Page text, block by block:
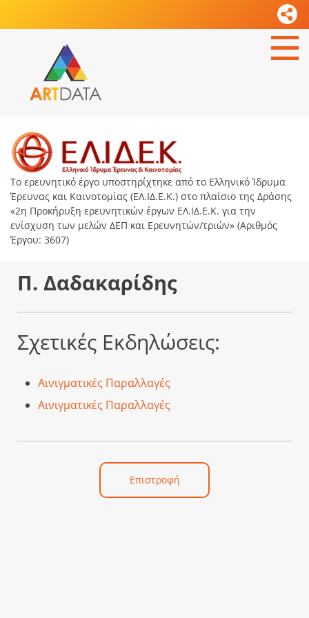
Το ερευνητικό έργο υποστηρίχτηκε από το Ελληνικό Ίδρυμα
Έρευνας και Καινοτομίας (ΕΛ.ΙΔ.Ε.Κ.) στο πλαίσιο της Δράσης
«2η Προκήρυξη ερευνητικών έργων ΕΛ.ΙΔ.Ε.Κ. για την
ενίσχυση των μελών ΔΕΠ και Ερευνητών/τριών» (Αριθμός
Έργου: 3607)
Π. Δαδακαρίδης
Σχετικές Εκδηλώσεις:
Αινιγματικές Παραλλαγές
Αινιγματικές Παραλλαγές
Επιστροφή